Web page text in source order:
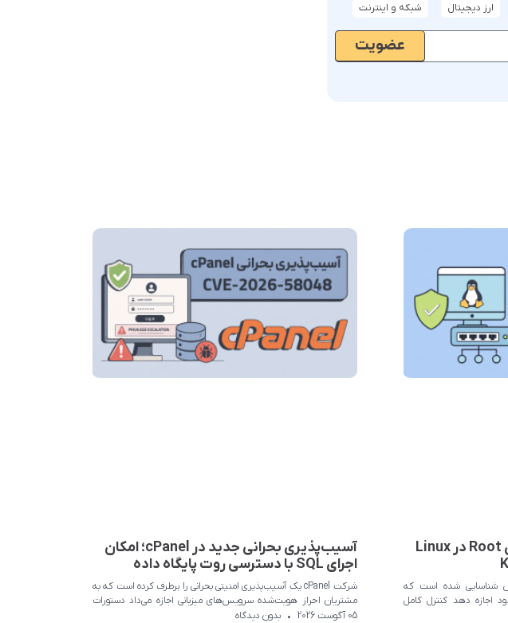
ارز دیجیتال شبکه و اینترنت
عضویت
هشدار امنیتی: آسیب‌پذیری Root در Linux
شناسایی شده است که
اجازه دهد کنترل کامل
آسیب‌پذیری بحرانی جدید در cPanel؛ امکان
اجرای SQL با دسترسی روت پایگاه داده
شرکت cPanel یک آسیب‌پذیری امنیتی بحرانی را برطرف کرده است که به
مشتریان احراز هویت‌شده سرویس‌های میزبانی اجازه می‌داد دستورات
SQL را با سطح دسترسی
05 آگوست 2026 بدون دیدگاه